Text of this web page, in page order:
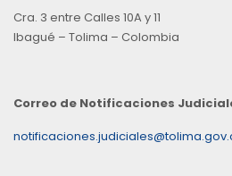
Cra. 3 entre Calles 10A y 11
Ibagué – Tolima – Colombia
Correo de Notificaciones